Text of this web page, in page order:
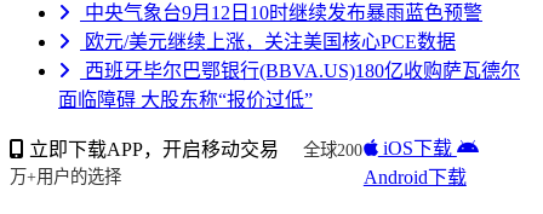
中央气象台9月12日10时继续发布暴雨蓝色预警
欧元/美元继续上涨，关注美国核心PCE数据
西班牙毕尔巴鄂银行(BBVA.US)180亿收购萨瓦德尔
面临障碍 大股东称“报价过低”
立即下载APP，开启移动交易
全球200
万+用户的选择
iOS下载
Android下载